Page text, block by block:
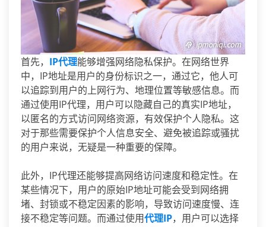
首先， IP代理能够增强网络隐私保护。在网络世界
中，IP地址是用户的身份标识之一，通过它，他人可
以追踪到用户的上网行为、地理位置等敏感信息。而
通过使用IP代理，用户可以隐藏自己的真实IP地址，
以匿名的方式访问网络资源，有效保护个人隐私。这
对于那些需要保护个人信息安全、避免被追踪或骚扰
的用户来说，无疑是一种重要的保障。
此外，IP代理还能够提高网络访问速度和稳定性。在
某些情况下，用户的原始IP地址可能会受到网络拥
堵、封锁或不稳定因素的影响，导致访问速度慢、连
接不稳定等问题。而通过使用代理IP，用户可以选择